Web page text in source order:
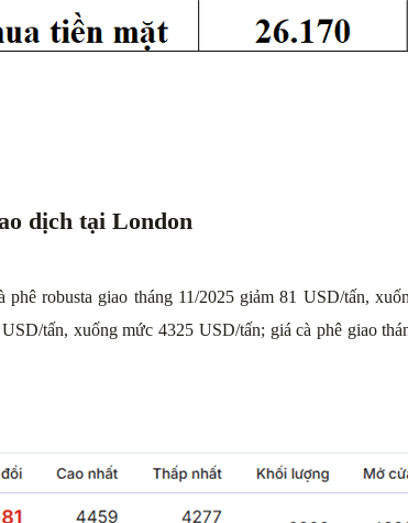
dịch tại London
robusta giao tháng 11/2025 giảm 81 USD/tấn,
tấn, xuống mức 4325 USD/tấn; giá cà phê giao